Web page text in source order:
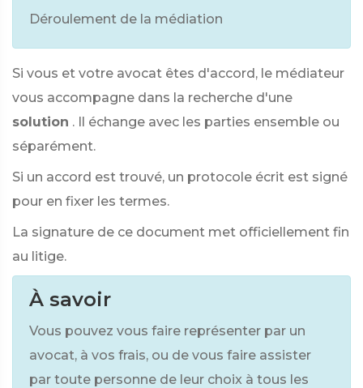
Déroulement de la médiation
Si vous et votre avocat êtes d'accord, le médiateur
vous accompagne dans la recherche d'une
solution . Il échange avec les parties ensemble ou
séparément.
Si un accord est trouvé, un protocole écrit est signé
pour en fixer les termes.
La signature de ce document met officiellement fin
au litige.
À savoir
Vous pouvez vous faire représenter par un
avocat, à vos frais, ou de vous faire assister
par toute personne de leur choix à tous les